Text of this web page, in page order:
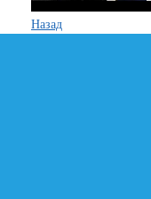
Назад